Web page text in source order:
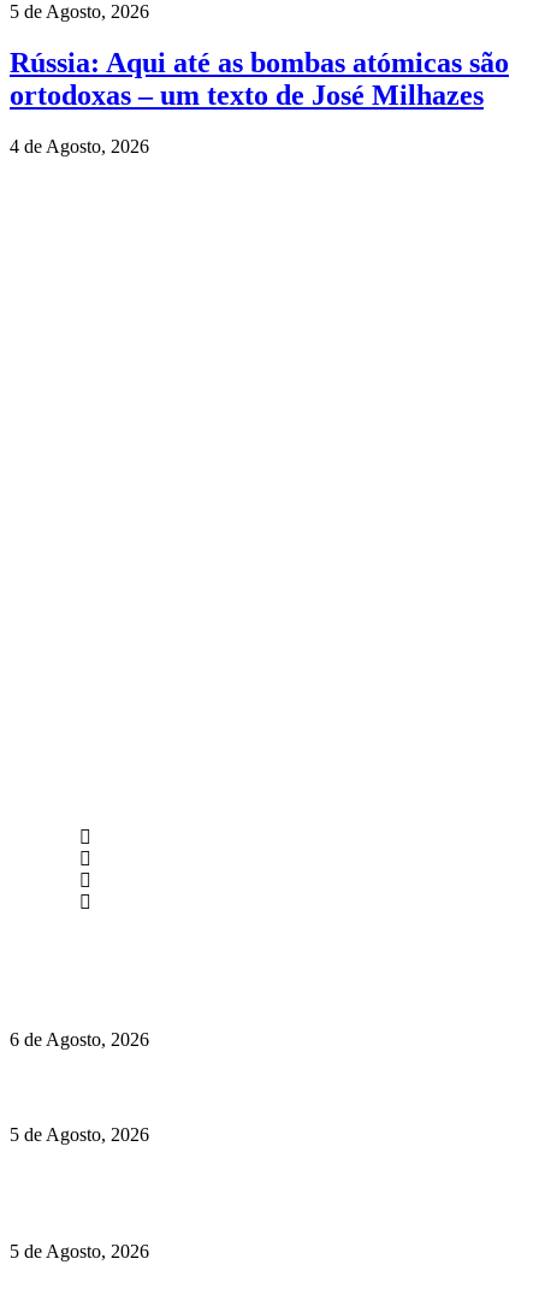
5 de Agosto, 2026
Rússia: Aqui até as bombas atómicas são
ortodoxas – um texto de José Milhazes
4 de Agosto, 2026
6 de Agosto, 2026
5 de Agosto, 2026
5 de Agosto, 2026